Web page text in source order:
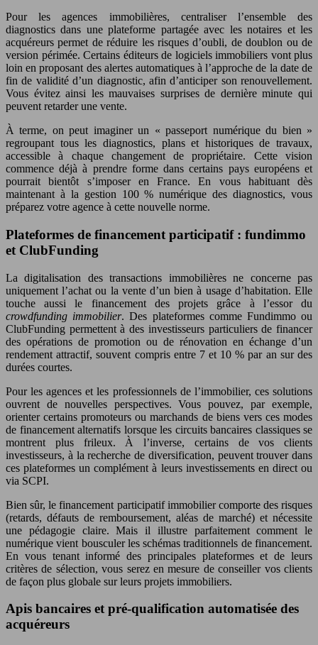
Pour les agences immobilières, centraliser l’ensemble des
diagnostics dans une plateforme partagée avec les notaires et les
acquéreurs permet de réduire les risques d’oubli, de doublon ou de
version périmée. Certains éditeurs de logiciels immobiliers vont plus
loin en proposant des alertes automatiques à l’approche de la date de
fin de validité d’un diagnostic, afin d’anticiper son renouvellement.
Vous évitez ainsi les mauvaises surprises de dernière minute qui
peuvent retarder une vente.
À terme, on peut imaginer un « passeport numérique du bien »
regroupant tous les diagnostics, plans et historiques de travaux,
accessible à chaque changement de propriétaire. Cette vision
commence déjà à prendre forme dans certains pays européens et
pourrait bientôt s’imposer en France. En vous habituant dès
maintenant à la gestion 100 % numérique des diagnostics, vous
préparez votre agence à cette nouvelle norme.
Plateformes de financement participatif : fundimmo
et ClubFunding
La digitalisation des transactions immobilières ne concerne pas
uniquement l’achat ou la vente d’un bien à usage d’habitation. Elle
touche aussi le financement des projets grâce à l’essor du
crowdfunding immobilier. Des plateformes comme Fundimmo ou
ClubFunding permettent à des investisseurs particuliers de financer
des opérations de promotion ou de rénovation en échange d’un
rendement attractif, souvent compris entre 7 et 10 % par an sur des
durées courtes.
Pour les agences et les professionnels de l’immobilier, ces solutions
ouvrent de nouvelles perspectives. Vous pouvez, par exemple,
orienter certains promoteurs ou marchands de biens vers ces modes
de financement alternatifs lorsque les circuits bancaires classiques se
montrent plus frileux. À l’inverse, certains de vos clients
investisseurs, à la recherche de diversification, peuvent trouver dans
ces plateformes un complément à leurs investissements en direct ou
via SCPI.
Bien sûr, le financement participatif immobilier comporte des risques
(retards, défauts de remboursement, aléas de marché) et nécessite
une pédagogie claire. Mais il illustre parfaitement comment le
numérique vient bousculer les schémas traditionnels de financement.
En vous tenant informé des principales plateformes et de leurs
critères de sélection, vous serez en mesure de conseiller vos clients
de façon plus globale sur leurs projets immobiliers.
Apis bancaires et pré-qualification automatisée des
acquéreurs